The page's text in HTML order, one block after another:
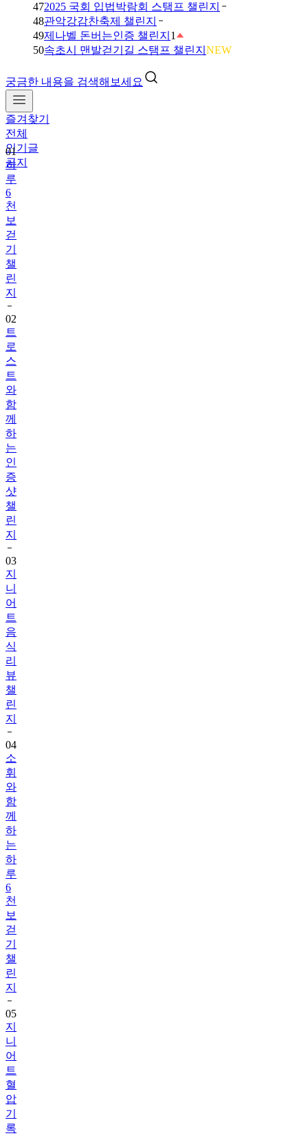
472025 국회 입법박람회 스탬프 챌린지
48관악강감찬축제 챌린지
49제나벨 돈버는인증 챌린지 1
50속초시 맨발걷기길 스탬프 챌린지 NEW
궁금한 내용을 검색해보세요
즐겨찾기
전체
인기글
공지
01
하
루
6
천
보
걷
기
챌
린
지
02
트
로
스
트
와
함
께
하
는
인
증
샷
챌
린
지
03
지
니
어
트
음
식
리
뷰
챌
린
지
04
소
휘
와
함
께
하
는
하
루
6
천
보
걷
기
챌
린
지
05
지
니
어
트
혈
압
기
록